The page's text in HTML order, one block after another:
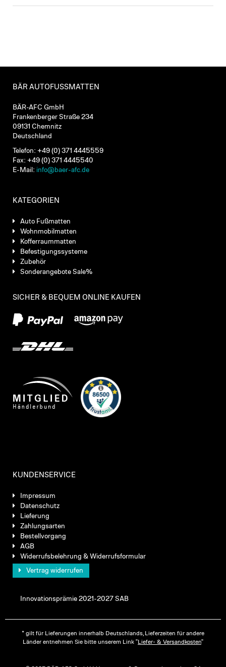
BÄR AUTOFUSSMATTEN
BÄR-AFC GmbH
Frankenberger Straße 234
09131 Chemnitz
Deutschland
Telefon: +49 (0) 371 4445559
Fax: +49 (0) 371 4445540
E-Mail: info@baer-afc.de
KATEGORIEN
Auto Fußmatten
Wohnmobilmatten
Kofferraummatten
Befestigungssysteme
Zubehör
Sonderangebote Sale%
SICHER & BEQUEM ONLINE KAUFEN
KUNDENSERVICE
Impressum
Datenschutz
Lieferung
Zahlungsarten
Bestellvorgang
AGB
Widerrufsbelehrung & Widerrufsformular
Vertrag widerrufen
Innovationsprämie 2021-2027 SAB
* gilt für Lieferungen innerhalb Deutschlands, Lieferzeiten für andere
Länder entnehmen Sie bitte unserem Link "Liefer- & Versandkosten"